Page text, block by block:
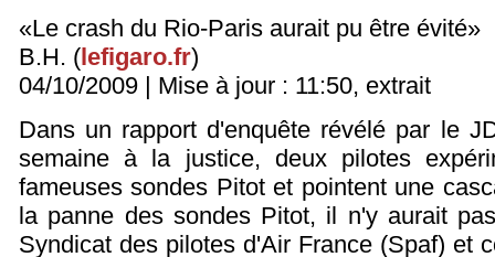
«Le crash du Rio-Paris aurait pu être évité»
B.H. ( lefigaro.fr)
04/10/2009 | Mise à jour : 11:50, extrait
Dans un rapport d'enquête révélé par le
semaine à la justice, deux pilotes
fameuses sondes Pitot et pointent une
la panne des sondes Pitot, il n'y aurait
Syndicat des pilotes d'Air France (Spaf) et